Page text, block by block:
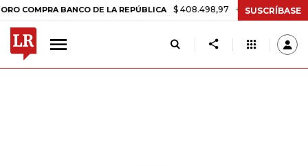
BANCO DE LA REPÚBLICA $ 408.498,97 +$ 8.753,81 +2,19%
SUSCRÍBASE